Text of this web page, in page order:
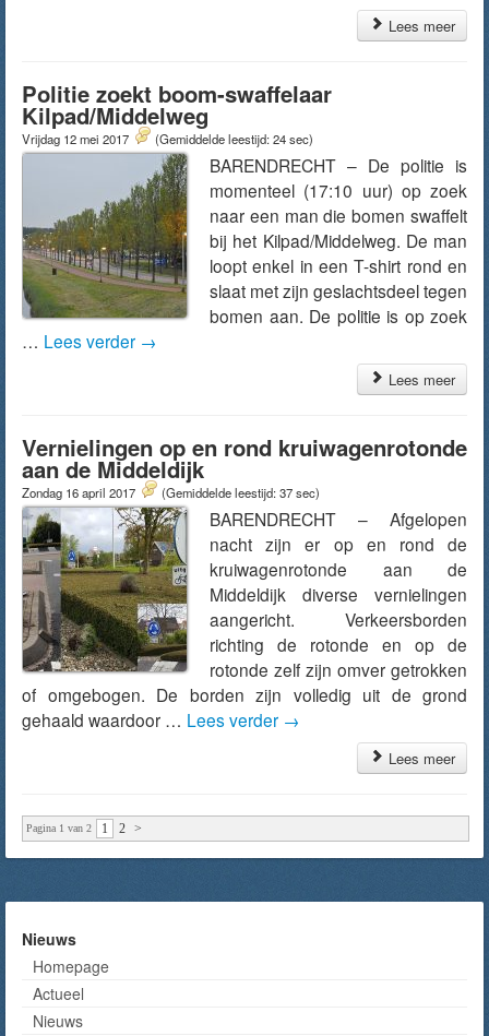
Lees meer
Politie zoekt boom-swaffelaar
Kilpad/Middelweg
Vrijdag 12 mei 2017 (Gemiddelde leestijd: 24 sec)
BARENDRECHT – De politie is
momenteel (17:10 uur) op zoek
naar een man die bomen swaffelt
bij het Kilpad/Middelweg. De man
loopt enkel in een T-shirt rond en
slaat met zijn geslachtsdeel tegen
bomen aan. De politie is op zoek
… Lees verder →
Lees meer
Vernielingen op en rond kruiwagenrotonde
aan de Middeldijk
Zondag 16 april 2017 (Gemiddelde leestijd: 37 sec)
BARENDRECHT – Afgelopen
nacht zijn er op en rond de
kruiwagenrotonde aan de
Middeldijk diverse vernielingen
aangericht. Verkeersborden
richting de rotonde en op de
rotonde zelf zijn omver getrokken
of omgebogen. De borden zijn volledig uit de grond
gehaald waardoor … Lees verder →
Lees meer
Pagina 1 van 2 1 2 >
Nieuws
Homepage
Actueel
Nieuws